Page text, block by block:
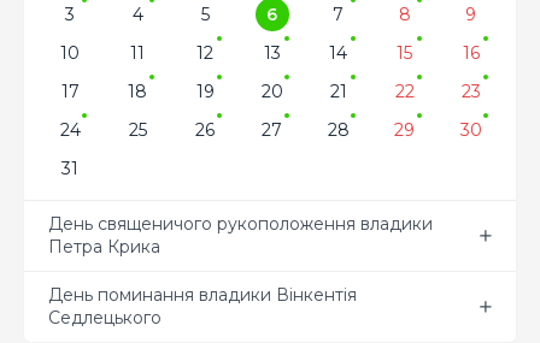
3
4 5 6 7 8
9
10
11 12 13 14 15
16
17
18 19 20 21 22
23
24
25 26 27 28 29
30
31
День священичого рукоположення владики
Петра Крика
День поминання владики Вінкентія
Седлецького